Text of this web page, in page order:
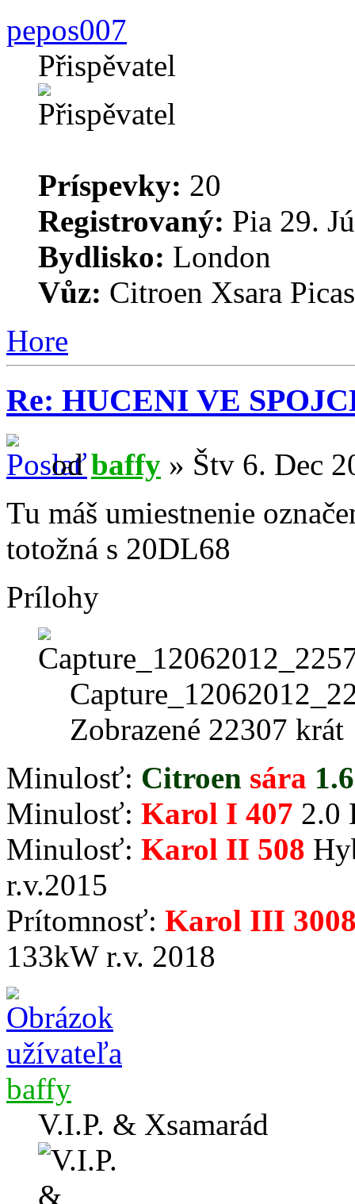
pepos007
Přispěvatel
Príspevky: 20
Registrovaný: Pia 29.
Bydlisko: London
Vůz: Citroen Xsara
Hore
Re: HUCENI VE
odbaffy » Štv 6. Dec
Tu máš umiestnenie
totožná s 20DL68
Prílohy
Zobrazené 22307 krát
Minulosť: Citroen sára
Minulosť: Karol I 407 2.0
Minulosť: Karol II 508
r.v.2015
Prítomnosť: Karol III
133kW r.v. 2018
baffy
V.I.P. & Xsamarád